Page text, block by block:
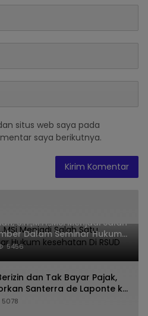
situs web saya pada
saya berikutnya.
S.H.,M.H.,MSi Menjadi Salah
Dalam Seminar Hukum
Leuwiliang
5456
dan Tak Bayar Pajak,
Santerra de Laponte ke
Batu
5078